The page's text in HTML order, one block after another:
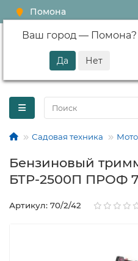
Помона
Ваш город — Помона?
Садовая техника
Бензиновый
БТР-2500П ПРОФ
Артикул: 70/2/42